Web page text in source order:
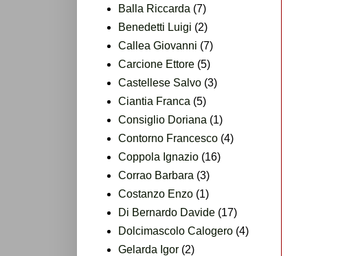
Balla Riccarda (7)
Benedetti Luigi (2)
Callea Giovanni (7)
Carcione Ettore (5)
Castellese Salvo (3)
Ciantia Franca (5)
Consiglio Doriana (1)
Contorno Francesco (4)
Coppola Ignazio (16)
Corrao Barbara (3)
Costanzo Enzo (1)
Di Bernardo Davide (17)
Dolcimascolo Calogero (4)
Gelarda Igor (2)